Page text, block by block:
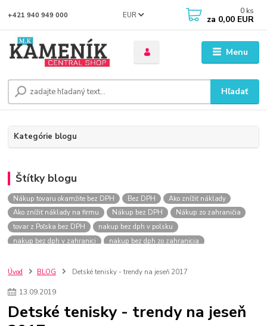
Menu
EUR
Hľadať
+421 940 949 000 0 ks
za 0,00 EUR
Kategórie blogu
Štítky blogu
Nákup tovaru okamžite bez DPH Bez DPH
Ako znížiť náklady
Ako znížiť náklady na firmu
Nákup bez DPH
Nákup zo zahraničia
tovar z Poľska bez DPH
nakup bez dph v polsku
nakup bez dph v zahranici
nakup bez dph zo zahranicia
szco nakup bez dph
Smart hodinky pre deti
Plyšový macovia
Lego Star Wars
Darčeky na Vianoce 2019
Úvod BLOG Detské tenisky - trendy na jeseň 2017
13.09.2019
Detské tenisky - trendy na jeseň